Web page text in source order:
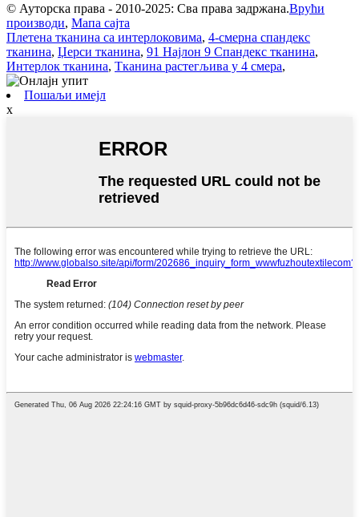
© Ауторска права - 2010-2025: Сва права задржана.Врући
производи, Мапа сајта
Плетена тканина са интерлоковима, 4-смерна спандекс
тканина, Џерси тканина, 91 Најлон 9 Спандекс тканина,
Интерлок тканина, Тканина растегљива у 4 смера,
Пошаљи имејл
x